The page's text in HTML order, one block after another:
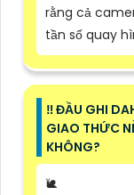
rằng cả
tần số quay
‼️ ĐẦU GHI
GIAO THỨC
KHÔNG?
🐌